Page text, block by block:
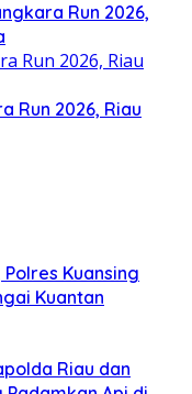
Run 2026,
Run 2026, Riau
Polres Kuansing
Kuantan
Riau dan